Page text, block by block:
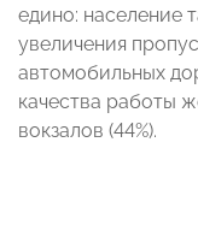
едино: население
увеличения
автомобильных
качества работы
вокзалов (44%).